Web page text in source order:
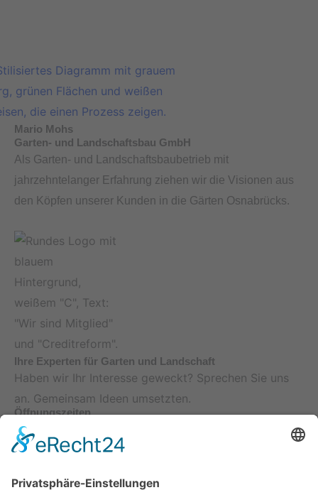
Mario Mohs
Garten- und Landschaftsbau GmbH
Als Garten- und Landschaftsbaubetrieb mit
jahrzehntelanger Erfahrung ziehen wir die Visionen aus
den Köpfen unserer Kunden in die Gärten Osnabrücks.
Ihre Experten für Garten und Landschaft
Haben wir Ihr Interesse geweckt? Sprechen Sie uns
an. Gemeinsam Ideen umsetzten.
Öffnungszeiten
Mo-Do 7-16 h, Fr. 7-14 h
Telefonnummer
+49 5401 896 75 88
Adresse